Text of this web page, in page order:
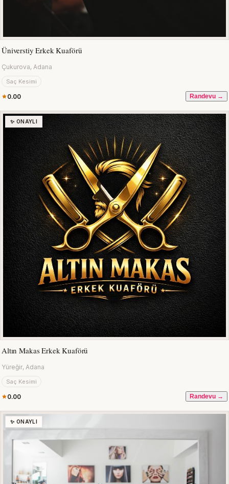
Üniverstiy Erkek Kuaförü
Çukurova, Adana
Saç Kesimi
0.00 Randevu →
✨ ONAYLI
Altın Makas Erkek Kuaförü
Yüreğir, Adana
Saç Kesimi
0.00 Randevu →
✨ ONAYLI